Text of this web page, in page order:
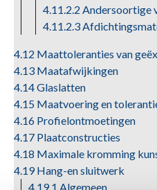
4.11.2.2 Andersoortige
4.11.2.3
4.12 Maattoleranties van
4.13 Maatafwijkingen
4.14 Glaslatten
4.15 Maatvoering en
4.16 Profielontmoetingen
4.17 Plaatconstructies
4.18 Maximale kromming
4.19 Hang-en sluitwerk
4.19.1 Algemeen